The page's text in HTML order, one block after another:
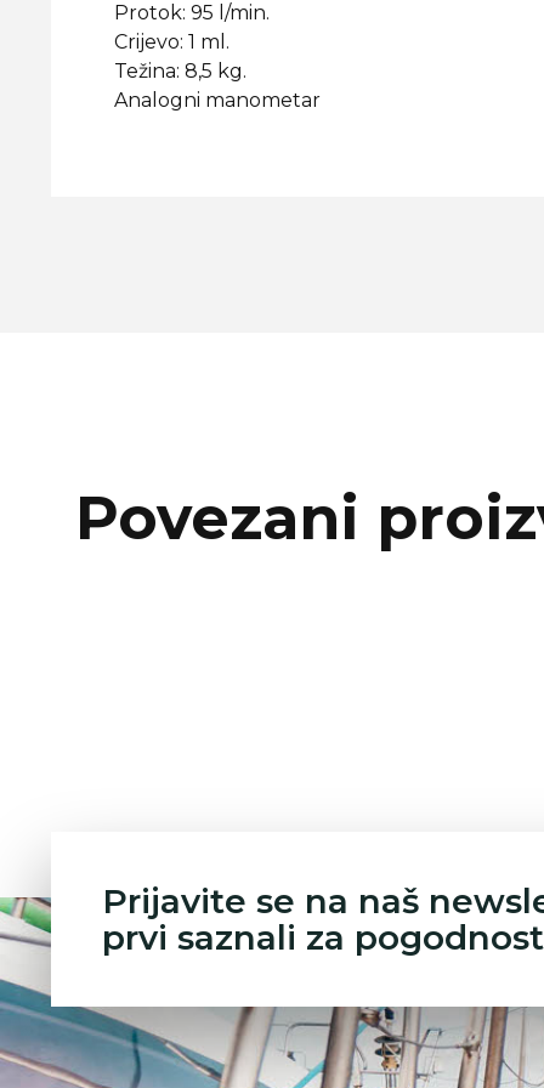
Protok: 95 l/min.
Crijevo: 1 ml.
Težina: 8,5 kg.
Analogni manometar
Povezani
Prijavite se na naš
prvi saznali za